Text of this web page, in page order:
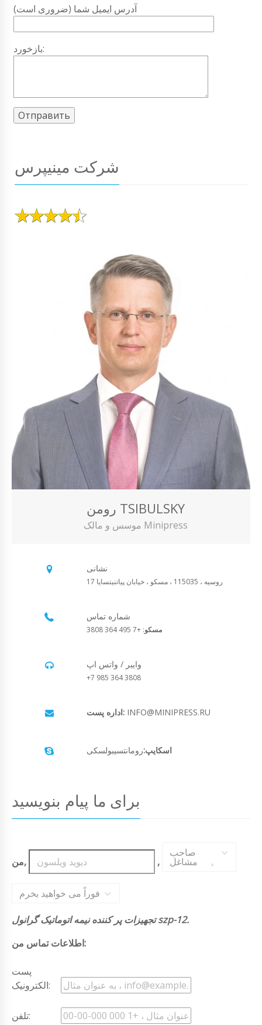
آدرس ایمیل شما (ضروری است)
بازخورد:
شرکت مینیپرس
رومن TSIBULSKY
موسس و مالک Minipress
نشانی
روسیه ، 115035 ، مسکو ، خیابان پیاتنیتسایا 17
شماره تماس
مسکو: +7 495 364 3808
وایبر / واتس اپ
+7 985 364 3808
اداره پست: INFO@MINIPRESS.RU
اسکایپ:رومانتسیبولسکی
برای ما پیام بنویسید
من, ,
صاحب
مشاغل ,
فوراً می خواهید بخرم
تجهیزات پر کننده نیمه اتوماتیک گرانول szp-12.
اطلاعات تماس من:
پست
الکترونیک:
تلفن: